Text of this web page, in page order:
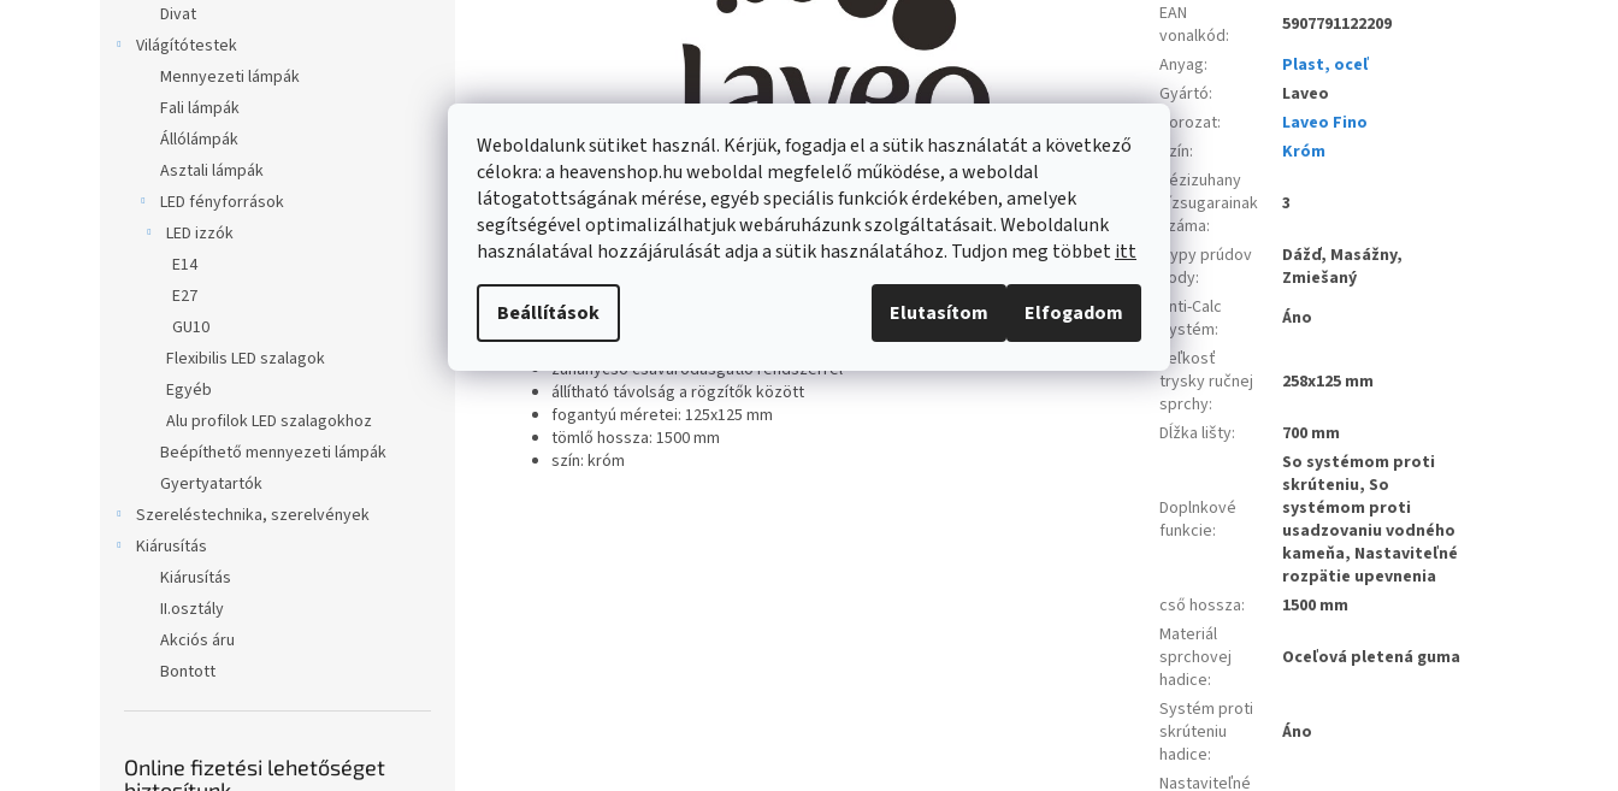
Weboldalunk sütiket használ. Kérjük, fogadja el a sütik használatát a következő
célokra: a heavenshop.hu weboldal megfelelő működése, a weboldal
látogatottságának mérése, egyéb speciális funkciók érdekében, amelyek
segítségével optimalizálhatjuk webáruházunk szolgáltatásait. Weboldalunk
használatával hozzájárulását adja a sütik használatához. Tudjon meg többetitt
Beállítások Elutasítom Elfogadom
Divat
Világítótestek
Mennyezeti lámpák
Fali lámpák
Állólámpák
Asztali lámpák
LED fényforrások
LED izzók
E14
E27
GU10
Flexibilis LED szalagok
Egyéb
Alu profilok LED szalagokhoz
Beépíthető mennyezeti lámpák
Gyertyatartók
Szereléstechnika, szerelvények
Kiárusítás
Kiárusítás
II.osztály
Akciós áru
Bontott
Online fizetési lehetőséget
Laveo Fino, falra szerelhető zuhanygarnitúra,
króm, LAV-NLI_01AD
Fino - rúd zuhanykészlet
zuhanycső csavarodásgátló rendszerrel
állítható távolság a rögzítők között
fogantyú méretei: 125x125 mm
tömlő hossza: 1500 mm
szín: króm
EAN
vonalkód:
5907791122209
Anyag:
Plast, oceľ
Gyártó:
Laveo
Sorozat:
Laveo Fino
Szín:
Króm
Kézizuhany
vízsugarainak
száma:
3
Typy prúdov
vody:
Dážď, Masážny,
Zmiešaný
Anti-Calc
Systém:
Áno
Veľkosť
trysky ručnej
sprchy:
258x125 mm
Dĺžka lišty: 700 mm
Doplnkové
funkcie:
So systémom proti
skrúteniu, So
systémom proti
usadzovaniu vodného
kameňa, Nastaviteľné
rozpätie upevnenia
cső hossza:
1500 mm
Materiál
sprchovej
hadice:
Oceľová pletená guma
Systém proti
skrúteniu
hadice:
Áno
Nastaviteľné